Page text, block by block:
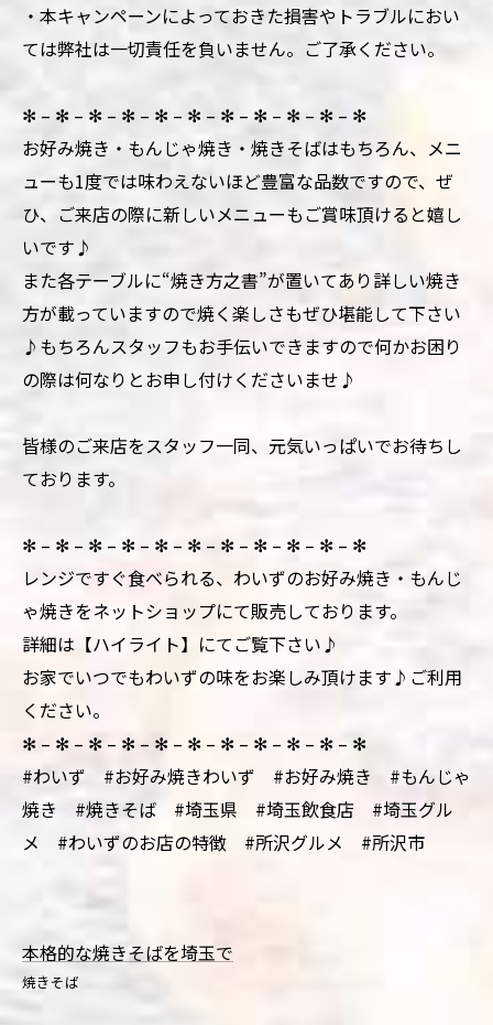
・本キャンペーンによっておきた損害やトラブルにおい
ては弊社は一切責任を負いません。ご了承ください。
✻ – ✻ – ✻ – ✻ – ✻ – ✻ – ✻ – ✻ – ✻ – ✻ – ✻
お好み焼き・もんじゃ焼き・焼きそばはもちろん、メニ
ューも1度では味わえないほど豊富な品数ですので、ぜ
ひ、ご来店の際に新しいメニューもご賞味頂けると嬉し
いです♪
また各テーブルに“焼き方之書”が置いてあり詳しい焼き
方が載っていますので焼く楽しさもぜひ堪能して下さい
♪もちろんスタッフもお手伝いできますので何かお困り
の際は何なりとお申し付けくださいませ♪
皆様のご来店をスタッフ一同、元気いっぱいでお待ちし
ております。
✻ – ✻ – ✻ – ✻ – ✻ – ✻ – ✻ – ✻ – ✻ – ✻ – ✻
レンジですぐ食べられる、わいずのお好み焼き・もんじ
ゃ焼きをネットショップにて販売しております。
詳細は【ハイライト】にてご覧下さい♪
お家でいつでもわいずの味をお楽しみ頂けます♪ご利用
ください。
✻ – ✻ – ✻ – ✻ – ✻ – ✻ – ✻ – ✻ – ✻ – ✻ – ✻
#わいず #お好み焼きわいず #お好み焼き #もんじゃ
焼き #焼きそば #埼玉県 #埼玉飲食店 #埼玉グル
メ #わいずのお店の特徴 #所沢グルメ #所沢市
本格的な焼きそばを埼玉で
焼きそば